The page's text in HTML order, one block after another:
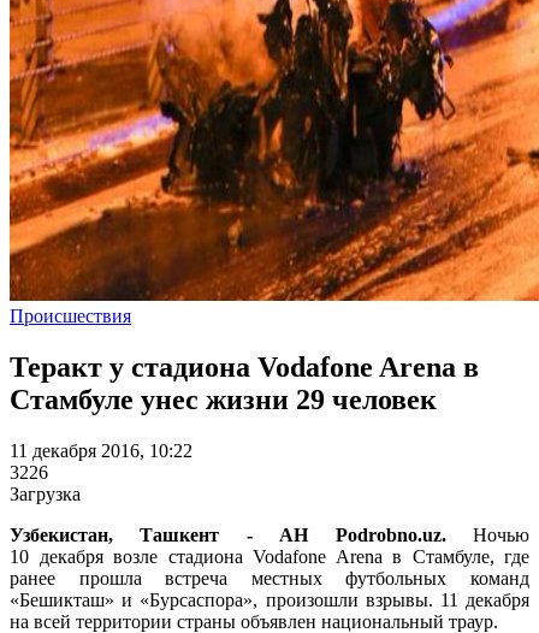
Происшествия
Теракт у стадиона Vodafone Arena в
Стамбуле унес жизни 29 человек
11 декабря 2016, 10:22
3226
Загрузка
Узбекистан, Ташкент - АН Podrobno.uz.Ночью
10 декабря возле стадиона Vodafone Arena в Стамбуле, где
ранее прошла встреча местных футбольных команд
«Бешикташ» и «Бурсаспора», произошли взрывы. 11 декабря
на всей территории страны объявлен национальный траур.